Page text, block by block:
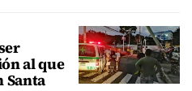
al que
Santa